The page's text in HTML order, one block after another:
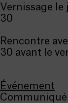
Vernissage le
30
Rencontre
30 avant le
Événement
Communiqué